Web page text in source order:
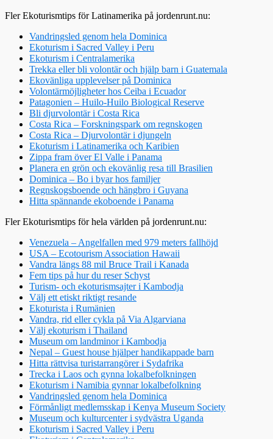
Fler Ekoturismtips för Latinamerika på jordenrunt.nu:
Vandringsled genom hela Dominica
Ekoturism i Sacred Valley i Peru
Ekoturism i Centralamerika
Trekka eller bli volontär och hjälp barn i Guatemala
Ekovänliga upplevelser på Dominica
Volontärmöjligheter hos Ceiba i Ecuador
Patagonien – Huilo-Huilo Biological Reserve
Bli djurvolontär i Costa Rica
Costa Rica – Forskningspark om regnskogen
Costa Rica – Djurvolontär i djungeln
Ekoturism i Latinamerika och Karibien
Zippa fram över El Valle i Panama
Planera en grön och ekovänlig resa till Brasilien
Dominica – Bo i byar hos familjer
Regnskogsboende och hängbro i Guyana
Hitta spännande ekoboende i Panama
Fler Ekoturismtips för hela världen på jordenrunt.nu:
Venezuela – Angelfallen med 979 meters fallhöjd
USA – Ecotourism Association Hawaii
Vandra längs 88 mil Bruce Trail i Kanada
Fem tips på hur du reser Schyst
Turism- och ekoturismsajter i Kambodja
Välj ett etiskt riktigt resande
Ekoturista i Rumänien
Vandra, rid eller cykla på Via Algarviana
Välj ekoturism i Thailand
Museum om landminor i Kambodja
Nepal – Guest house hjälper handikappade barn
Hitta rättvisa turistarrangörer i Sydafrika
Trecka i Laos och gynna lokalbefolkningen
Ekoturism i Namibia gynnar lokalbefolkning
Vandringsled genom hela Dominica
Förmånligt medlemsskap i Kenya Museum Society
Museum och kulturcenter i sydvästra Uganda
Ekoturism i Sacred Valley i Peru